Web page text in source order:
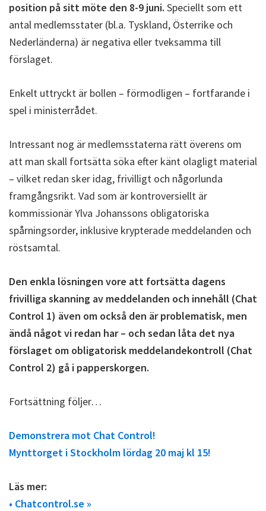
position på sitt möte den 8-9 juni. Speciellt som ett
antal medlemsstater (bl.a. Tyskland, Österrike och
Nederländerna) är negativa eller tveksamma till
förslaget.
Enkelt uttryckt är bollen – förmodligen – fortfarande i
spel i ministerrådet.
Intressant nog är medlemsstaterna rätt överens om
att man skall fortsätta söka efter känt olagligt material
– vilket redan sker idag, frivilligt och någorlunda
framgångsrikt. Vad som är kontroversiellt är
kommissionär Ylva Johanssons obligatoriska
spårningsorder, inklusive krypterade meddelanden och
röstsamtal.
Den enkla lösningen vore att fortsätta dagens
frivilliga skanning av meddelanden och innehåll (Chat
Control 1) även om också den är problematisk, men
ändå något vi redan har – och sedan låta det nya
förslaget om obligatorisk meddelandekontroll (Chat
Control 2) gå i papperskorgen.
Fortsättning följer…
Demonstrera mot Chat Control!
Mynttorget i Stockholm lördag 20 maj kl 15!
Läs mer:
• Chatcontrol.se »